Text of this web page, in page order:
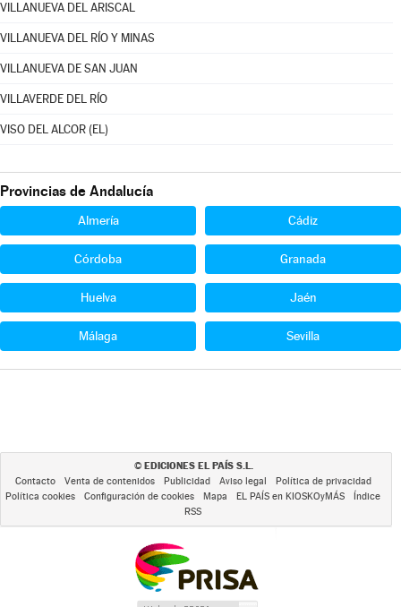
VILLANUEVA DEL ARISCAL
VILLANUEVA DEL RÍO Y MINAS
VILLANUEVA DE SAN JUAN
VILLAVERDE DEL RÍO
VISO DEL ALCOR (EL)
Provincias de Andalucía
Almería Cádiz
Córdoba Granada
Huelva Jaén
Málaga Sevilla
© EDICIONES EL PAÍS S.L.
Contacto Venta de contenidos Publicidad Aviso legal
Política de privacidad
Política cookies
Configuración de cookies Mapa EL PAÍS en KIOSKOyMÁS
Índice
RSS